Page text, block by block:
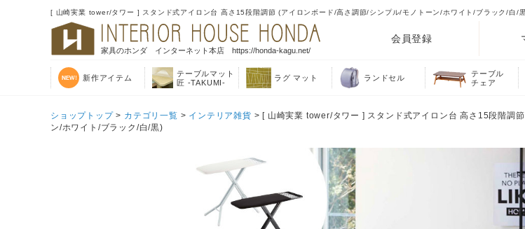
[ 山崎実業 tower/タワー ] スタンド式アイロン台 高さ15段階調節 (アイロンボード/高さ調節/シンプル/モノトーン/ホワイト/ブラック/白/
家具のホンダ インターネット本店 https://honda-kagu.net/
会員登録
新作アイテム
テーブルマット
匠 -TAKUMI-
ラグ マット ランドセル
テーブル
チェア
ショップトップ> カテゴリ一覧 > インテリア雑貨 > [ 山崎実業 tower/タワー ] スタンド式アイロン台 高さ15段階調
ン/ホワイト/ブラック/白/黒)